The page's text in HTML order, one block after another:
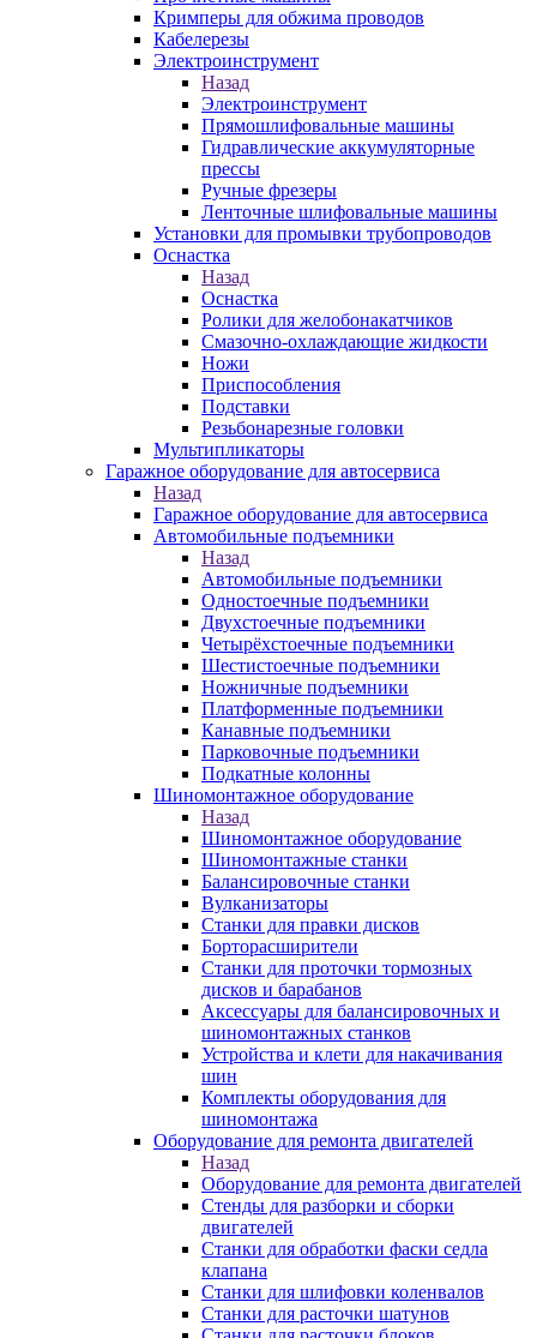
Кримперы для обжима проводов
Кабелерезы
Электроинструмент
Назад
Электроинструмент
Прямошлифовальные машины
Гидравлические аккумуляторные
прессы
Ручные фрезеры
Ленточные шлифовальные машины
Установки для промывки трубопроводов
Оснастка
Назад
Оснастка
Ролики для желобонакатчиков
Смазочно-охлаждающие жидкости
Ножи
Приспособления
Подставки
Резьбонарезные головки
Мультипликаторы
Гаражное оборудование для автосервиса
Назад
Гаражное оборудование для автосервиса
Автомобильные подъемники
Назад
Автомобильные подъемники
Одностоечные подъемники
Двухстоечные подъемники
Четырёхстоечные подъемники
Шестистоечные подъемники
Ножничные подъемники
Платформенные подъемники
Канавные подъемники
Парковочные подъемники
Подкатные колонны
Шиномонтажное оборудование
Назад
Шиномонтажное оборудование
Шиномонтажные станки
Балансировочные станки
Вулканизаторы
Станки для правки дисков
Борторасширители
Станки для проточки тормозных
дисков и барабанов
Аксессуары для балансировочных и
шиномонтажных станков
Устройства и клети для накачивания
шин
Комплекты оборудования для
шиномонтажа
Оборудование для ремонта двигателей
Назад
Оборудование для ремонта двигателей
Стенды для разборки и сборки
двигателей
Станки для обработки фаски седла
клапана
Станки для шлифовки коленвалов
Станки для расточки шатунов